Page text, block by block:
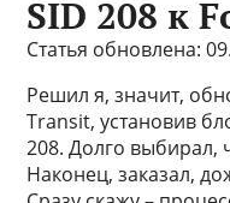
SID 208 к
Статья обновлена:
Решил я, значит,
Transit, установив
208. Долго выбирал,
Наконец, заказал,